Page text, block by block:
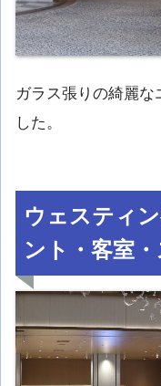
ガラス張りの綺麗な
した。
ウェスティ
ント・客室